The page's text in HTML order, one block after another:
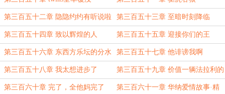
第三百五十二章 隐隐约约有听说啦 第三百五十三章 至暗时刻降临
第三百五十四章 致以辉煌的人 第三百五十五章 迎接你们的王
（6k）
第三百五十六章 东西方乐坛的分水
岭
第三百五十七章 他诽谤我啊
第三百五十八章 我太想进步了 第三百五十九章 价值一辆法拉利的
赌约
第三百六十章 完了，全他妈完了 第三百六十一章 华纳爱情故事·精